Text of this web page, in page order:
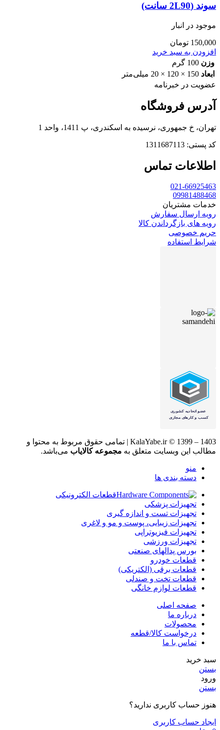
سوند (2L90 سانت)
موجود در انبار
150,000 تومان
افزودن به سبد خرید
وزن 100 گرم
ابعاد 150 × 120 × 20 میلی‌متر
عضویت در خبرنامه
آدرس فروشگاه
تهران، خ جمهوری، نرسیده به اسکندری، پ 1411، واحد 1
کد پستی: 1311687113
اطلاعات تماس
021-66925463
09981488468
خدمات مشتریان
رویه ارسال سفارش
رویه های بازگرداندن کالا
حریم خصوصی
شرایط استفاده
KalaYabe.ir © 1399 – 1403 | تمامی حقوق مربوط به محتوا و
مطالب این وبسایت متعلق به مجموعه کالایاب می‌باشد.
منو
دسته بندی ها
قطعات الکترونیکی
تجهیزات پزشکی
تجهیزات تست و اندازه گیری
تجهیزات زیبایی، پوست و مو و لاغری
تجهیزات فیزیوتراپی
تجهیزات ورزشی
بورس پدالهای صنعتی
قطعات خودرو
قطعات برقی (الکتریکی)
قطعات تخت و صندلی
قطعات لوازم خانگی
صفحه اصلی
درباره ما
محصولات
درخواست کالا/قطعه
تماس با ما
سبد خرید
بستن
ورود
بستن
هنوز حساب کاربری ندارید؟
ایجاد حساب کاربری